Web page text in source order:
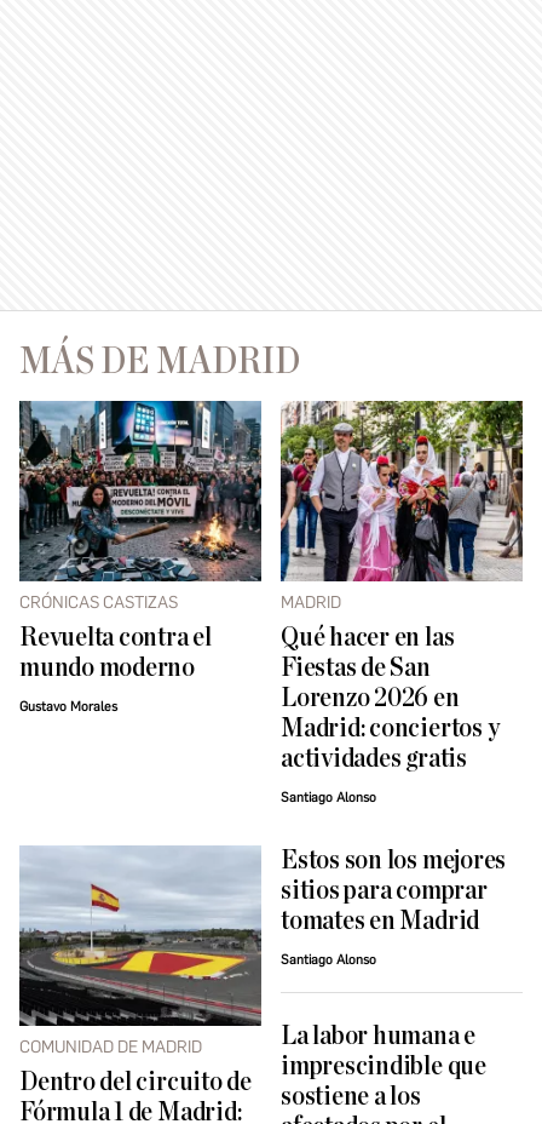
MÁS DE MADRID
CRÓNICAS CASTIZAS
Revuelta contra el
mundo moderno
Gustavo Morales
MADRID
Qué hacer en las
Fiestas de San
Lorenzo 2026 en
Madrid: conciertos y
actividades gratis
Santiago Alonso
COMUNIDAD DE MADRID
Dentro del circuito de
Fórmula 1 de Madrid:
Estos son los mejores
sitios para comprar
tomates en Madrid
Santiago Alonso
La labor humana e
imprescindible que
sostiene a los